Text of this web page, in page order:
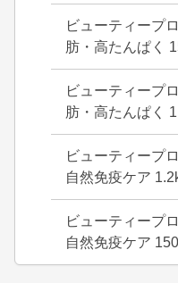
ビューティープ
肪・高たんぱく
ビューティープ
肪・高たんぱく
ビューティープ
自然免疫ケア
ビューティープ
自然免疫ケア